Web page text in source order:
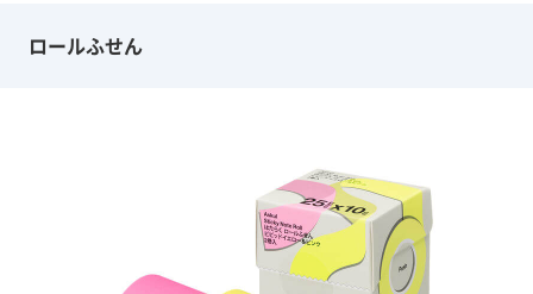
ロールふせん